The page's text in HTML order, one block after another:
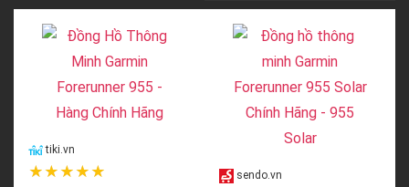
tiki.vn
★★★★★ sendo.vn